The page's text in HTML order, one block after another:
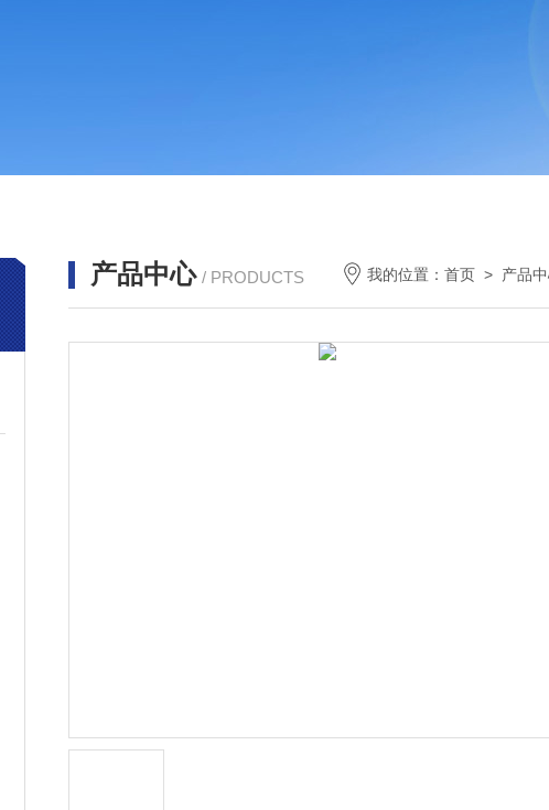
产品中心 / PRODUCTS 我的位置：首页 > 产品